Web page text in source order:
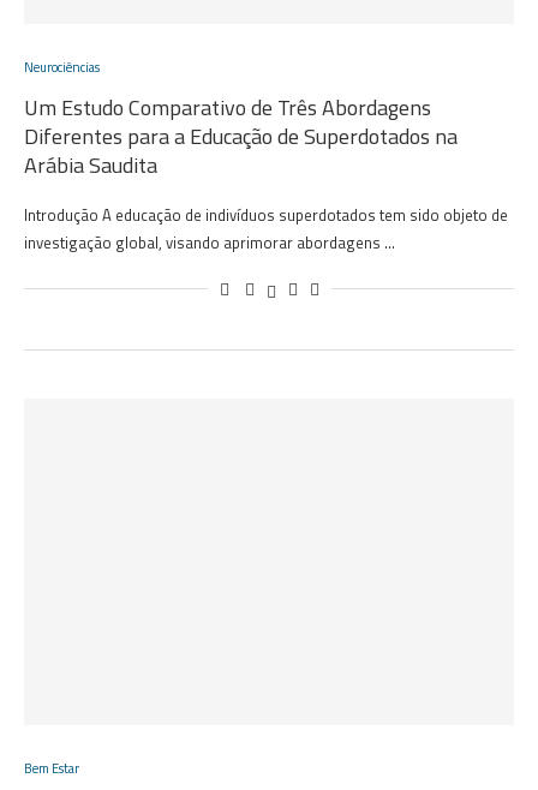
Neurociências
Um Estudo Comparativo de Três Abordagens
Diferentes para a Educação de Superdotados na
Arábia Saudita
Introdução A educação de indivíduos superdotados tem sido objeto de
investigação global, visando aprimorar abordagens …
Bem Estar